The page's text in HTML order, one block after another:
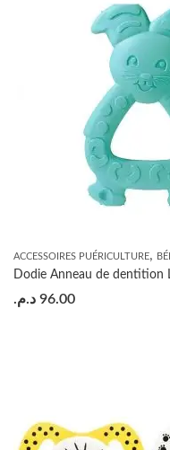
ACCESSOIRES PUÉRICULTURE,
Dodie Anneau de dentition
96.00 د.م.